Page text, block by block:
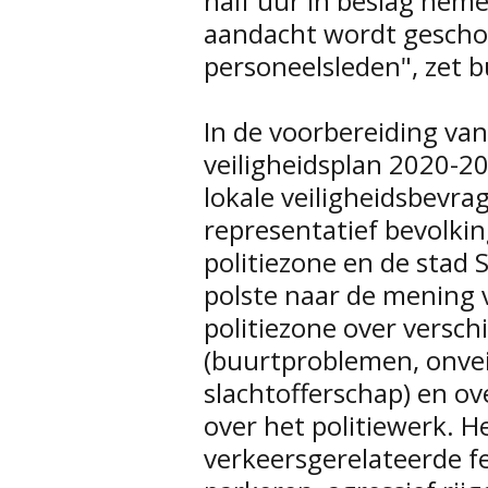
aandacht wordt
personeelsleden", zet
In de voorbereiding
veiligheidsplan 2020-
lokale
representatief
politiezone en de stad
polste naar de mening
politiezone over
(buurtproblemen,
slachtofferschap) en
over het politiewerk.
verkeersgerelateerde